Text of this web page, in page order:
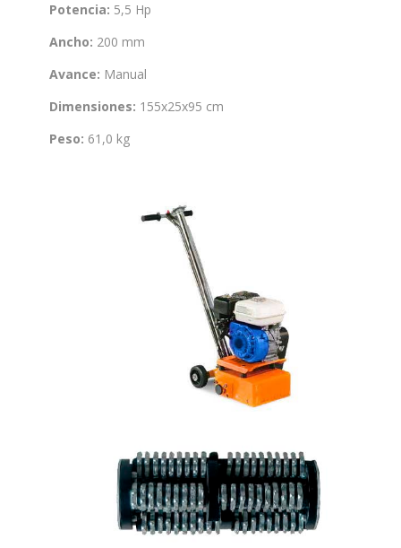
Potencia: 5,5 Hp
Ancho: 200 mm
Avance: Manual
Dimensiones: 155x25x95 cm
Peso: 61,0 kg